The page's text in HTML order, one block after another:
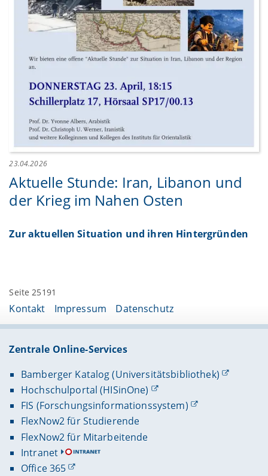
23.04.2026
Aktuelle Stunde: Iran, Libanon und
der Krieg im Nahen Osten
Zur aktuellen Situation und ihren Hintergründen
Seite 25191
Kontakt Impressum Datenschutz
Zentrale Online-Services
Bamberger Katalog (Universitätsbibliothek)
Hochschulportal (HISinOne)
FIS (Forschungsinformationssystem)
FlexNow2 für Studierende
FlexNow2 für Mitarbeitende
Intranet
Office 365